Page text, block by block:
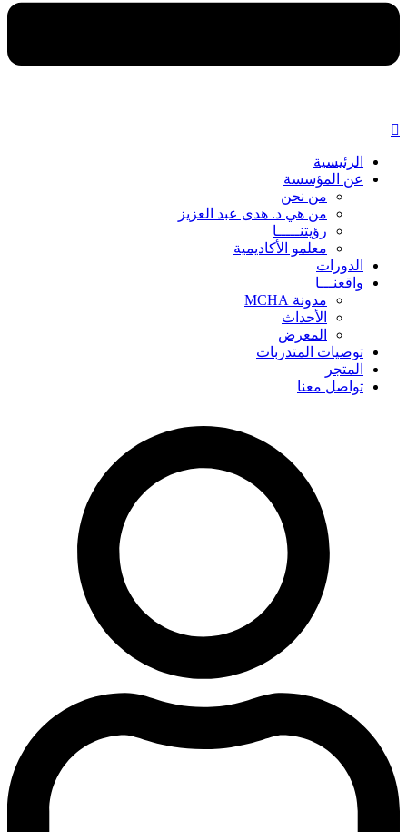
الرئيسية
عن المؤسسة
من نحن
من هي د. هدى عبد العزيز
رؤيتنـــــا
معلمو الأكاديمية
الدورات
واقعنـــا
مدونة MCHA
الأحداث
المعرض
توصيات المتدربات
المتجر
تواصل معنا